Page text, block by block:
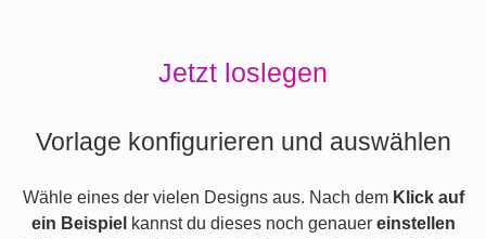
Jetzt loslegen
Vorlage konfigurieren und auswählen
Wähle eines der vielen Designs aus. Nach dem Klick auf
ein Beispiel kannst du dieses noch genauer einstellen